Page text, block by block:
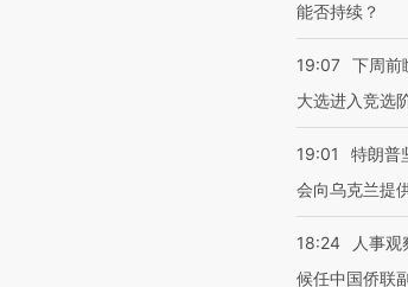
能否持续？
19:07 下周前
大选进入竞选
19:01
特朗普
会向乌克兰提
18:24
人事
候任中国侨联